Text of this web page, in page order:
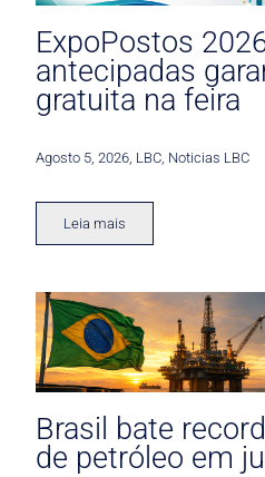
ExpoPostos
antecipadas
gratuita na feira
Agosto 5, 2026 LBC Noticias LBC
Leia mais
Brasil bate
de petróleo em